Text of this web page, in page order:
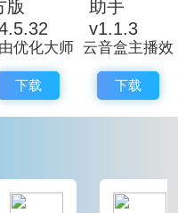
点击下载，一键安
流畅
优化大师
官方版
v4.5.32
下载
云音盒主播效
果助手 v1.1.3
下载